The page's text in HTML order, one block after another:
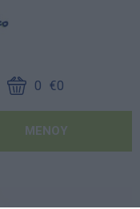
0 €0
ΜΕΝΟΎ